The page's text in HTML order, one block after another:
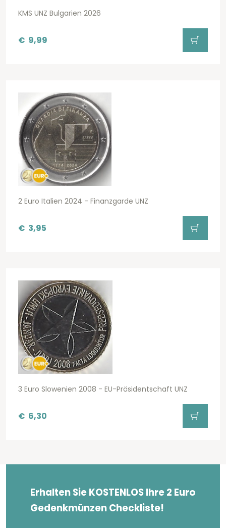
KMS UNZ Bulgarien 2026
€ 9,99
2 Euro Italien 2024 - Finanzgarde UNZ
€ 3,95
3 Euro Slowenien 2008 - EU-Präsidentschaft UNZ
€ 6,30
Erhalten Sie KOSTENLOS Ihre 2 Euro
Gedenkmünzen Checkliste!